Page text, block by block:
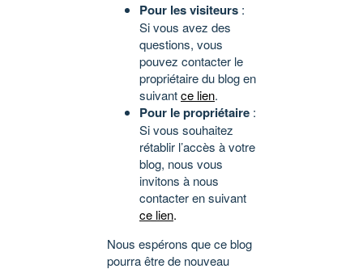
Pour les visiteurs :
Si vous avez des
questions, vous
pouvez contacter le
propriétaire du blog en
suivantce lien.
Pour le propriétaire :
Si vous souhaitez
rétablir l’accès à votre
blog, nous vous
invitons à nous
contacter en suivant
ce lien.
Nous espérons que ce blog
pourra être de nouveau